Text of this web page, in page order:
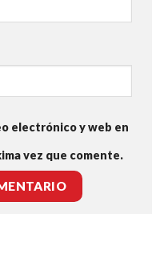
electrónico y web en
vez que comente.